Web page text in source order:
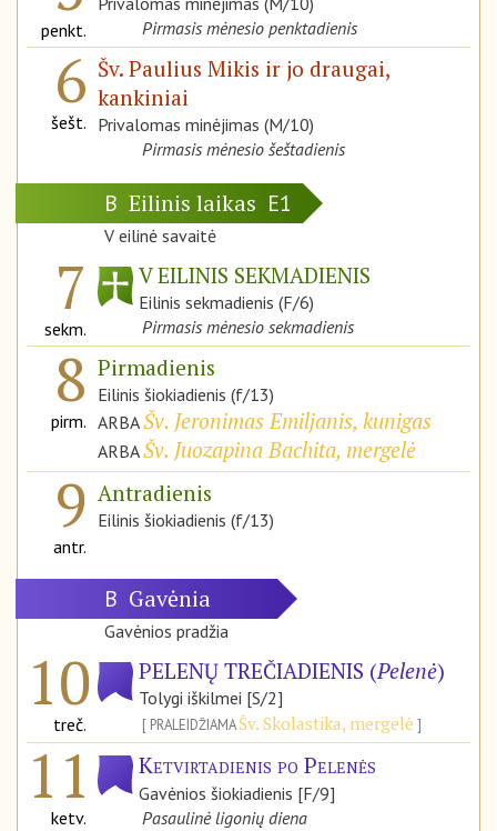
penkt.
Pirmasis mėnesio penktadienis
6
šešt.
Šv. Paulius Mikis ir jo draugai,
kankiniai
Privalomas minėjimas (M/10)
Pirmasis mėnesio šeštadienis
B Eilinis laikas E1
V eilinė savaitė
7
sekm.
V EILINIS SEKMADIENIS
Eilinis sekmadienis (F/6)
Pirmasis mėnesio sekmadienis
8
pirm.
Pirmadienis
Eilinis šiokiadienis (f/13)
ARBAŠv. Jeronimas Emiljanis, kunigas
ARBAŠv. Juozapina Bachita, mergelė
9
antr.
Antradienis
Eilinis šiokiadienis (f/13)
B Gavėnia
Gavėnios pradžia
10
treč.
PELENŲ TREČIADIENIS (Pelenė)
Tolygi iškilmei [S/2]
PRALEIDŽIAMAŠv. Skolastika, mergelė
11
ketv.
Ketvirtadienis po Pelenės
Gavėnios šiokiadienis [F/9]
Pasaulinė ligonių diena